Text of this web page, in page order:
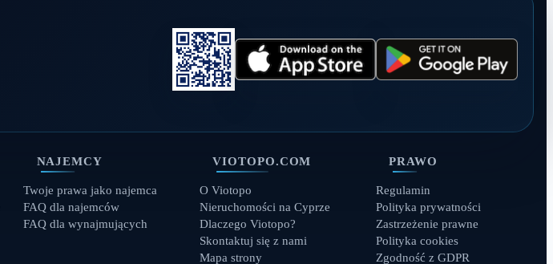
NAJEMCY
Twoje prawa jako najemca
FAQ dla najemców
FAQ dla wynajmujących
VIOTOPO.COM
O Viotopo
Nieruchomości na Cyprze
Dlaczego Viotopo?
Skontaktuj się z nami
Mapa strony
PRAWO
Regulamin
Polityka prywatności
Zastrzeżenie prawne
Polityka cookies
Zgodność z GDPR